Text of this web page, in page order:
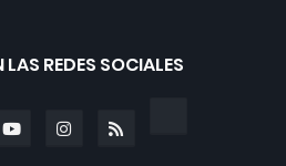
LAS REDES SOCIALES